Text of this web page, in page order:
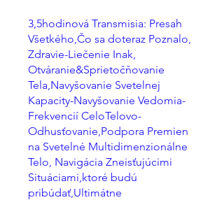
3,5hodinová Transmisia: Presah
Všetkého,Čo sa doteraz Poznalo,
Zdravie-Liečenie Inak,
Otváranie&Sprietočňovanie
Tela,Navyšovanie Svetelnej
Kapacity-Navyšovanie Vedomia-
Frekvencií CeloTelovo-
Odhusťovanie,Podpora Premien
na Svetelné Multidimenzionálne
Telo, Navigácia Zneisťujúcimi
Situáciami,ktoré budú
pribúdať,Ultimátne